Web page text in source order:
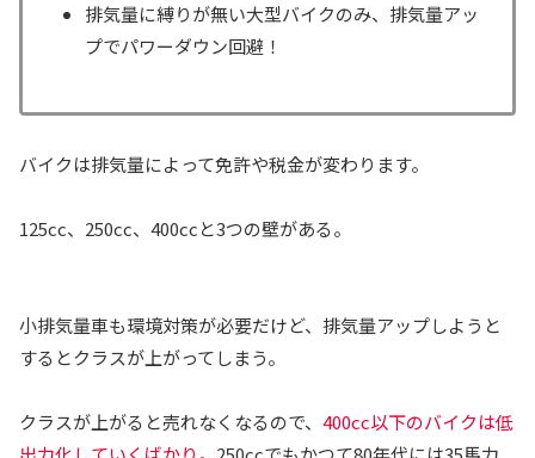
排気量に縛りが無い大型バイクのみ、排気量アッ
プでパワーダウン回避！
バイクは排気量によって免許や税金が変わります。
125cc、250cc、400ccと3つの壁がある。
小排気量車も環境対策が必要だけど、排気量アップしようと
するとクラスが上がってしまう。
クラスが上がると売れなくなるので、 400cc以下のバイクは低